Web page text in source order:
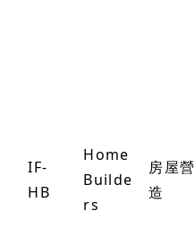
IF-
HB
Home
Builde
rs
房屋營
造